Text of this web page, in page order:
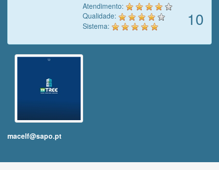
10
Atendimento:
Qualidade:
Sistema:
macelf@sapo.pt